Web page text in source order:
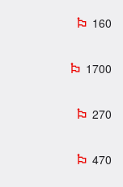
emoji_flags 160
emoji_flags 1700
emoji_flags 270
emoji_flags 470